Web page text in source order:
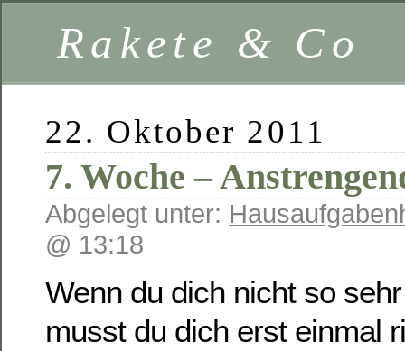
Rakete & Co
22. Oktober 2011
7. Woche –
Abgelegt unter:
@ 13:18
Wenn du dich nicht so
musst du dich erst einmal